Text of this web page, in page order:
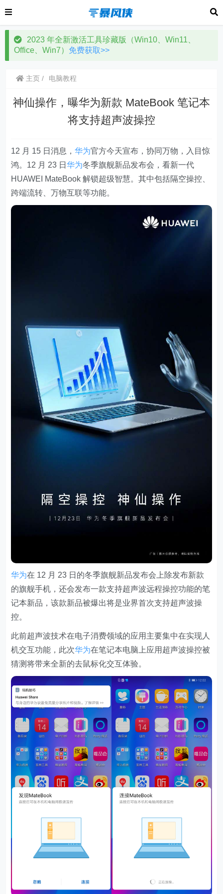
2023 年全新激活工具珍藏版（Win10、Win11、
Office、Win7） 免费获取>>
主页 电脑教程
神仙操作，曝华为新款 MateBook 笔记本
将支持超声波操控
12 月 15 日消息，华为官方今天宣布，协同万物，入目惊
鸿。12 月 23 日华为冬季旗舰新品发布会，看新一代
HUAWEI MateBook 解锁超级智慧。其中包括隔空操控、
跨端流转、万物互联等功能。
华为在 12 月 23 日的冬季旗舰新品发布会上除发布新款
的旗舰手机，还会发布一款支持超声波远程操控功能的笔
记本新品，该款新品被爆出将是业界首次支持超声波操
控。
此前超声波技术在电子消费领域的应用主要集中在实现人
机交互功能，此次华为在笔记本电脑上应用超声波操控被
猜测将带来全新的去鼠标化交互体验。